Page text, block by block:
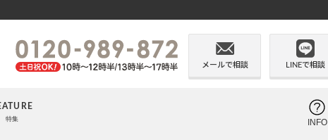
メールで相談 LINEで相談
特集 INFO